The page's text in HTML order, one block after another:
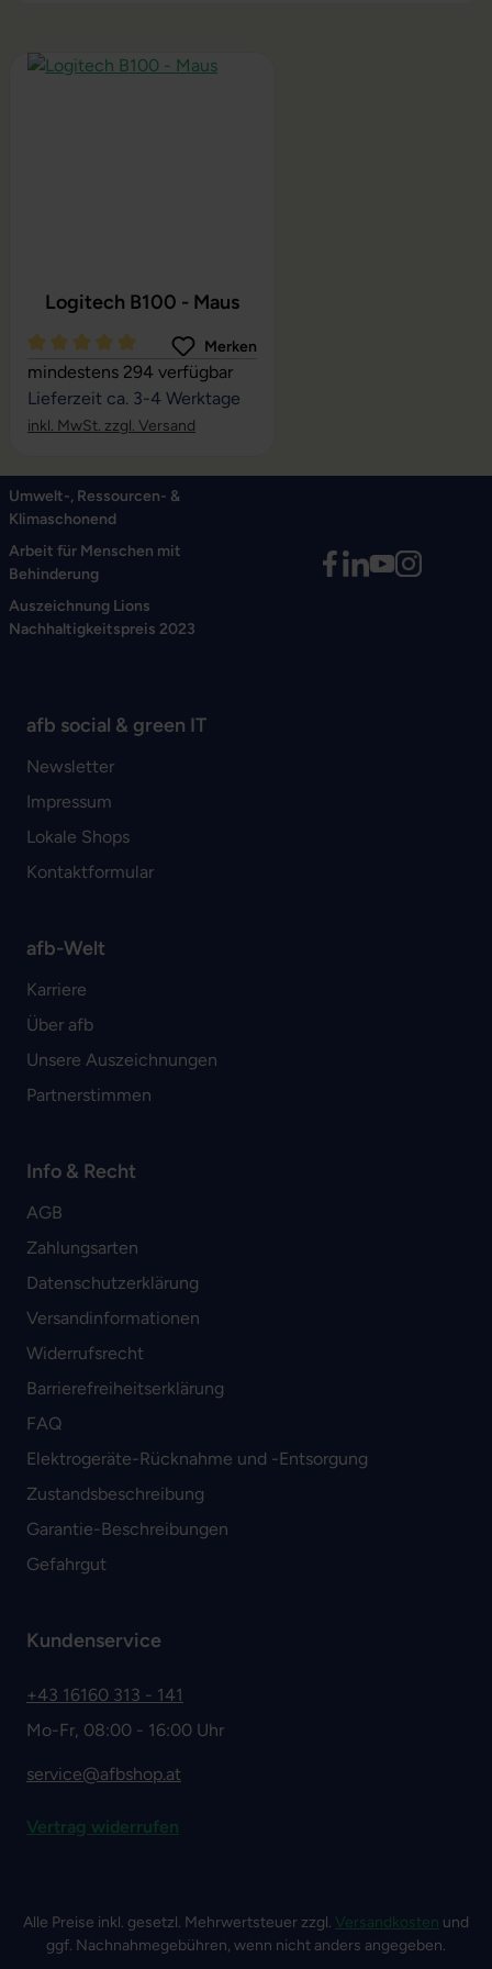
Produktgalerie überspringen
Logitech B100 - Maus
Durchschnittliche Bewertung von 5 von 5 Sternen
Merken
mindestens 294 verfügbar
Lieferzeit ca. 3-4 Werktage
inkl. MwSt. zzgl. Versand
Umwelt-, Ressourcen- &
Klimaschonend
Arbeit für Menschen mit
Behinderung
Auszeichnung Lions
Nachhaltigkeitspreis 2023
afb social & green IT
Newsletter
Impressum
Lokale Shops
Kontaktformular
afb-Welt
Karriere
Über afb
Unsere Auszeichnungen
Partnerstimmen
Info & Recht
AGB
Zahlungsarten
Datenschutzerklärung
Versandinformationen
Widerrufsrecht
Barrierefreiheitserklärung
FAQ
Elektrogeräte-Rücknahme und -Entsorgung
Zustandsbeschreibung
Garantie-Beschreibungen
Gefahrgut
Kundenservice
+43 16160 313 - 141
Mo-Fr, 08:00 - 16:00 Uhr
service@afbshop.at
Vertrag widerrufen
Alle Preise inkl. gesetzl. Mehrwertsteuer zzgl. Versandkosten und
ggf. Nachnahmegebühren, wenn nicht anders angegeben.